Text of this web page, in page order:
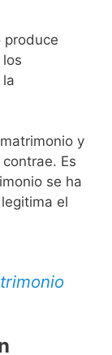
produce
y
Es
se ha
el